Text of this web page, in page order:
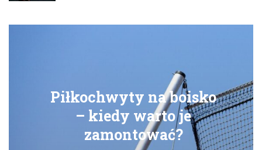
Piłkochwyty na boisko
– kiedy warto je
zamontować?